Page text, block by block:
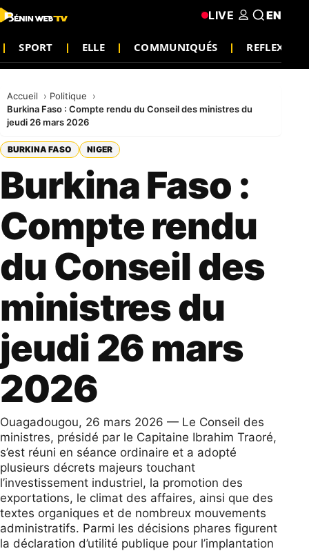
SPORT ELLE COMMUNIQUÉS
LIVE EN
Accueil
Politique
Burkina Faso : Compte rendu du Conseil des ministres du
jeudi 26 mars 2026
BURKINA FASO NIGER
Burkina Faso :
Compte rendu
du Conseil des
ministres du
jeudi 26 mars
2026
Ouagadougou, 26 mars 2026 — Le Conseil des
ministres, présidé par le Capitaine Ibrahim Traoré,
s’est réuni en séance ordinaire et a adopté
plusieurs décrets majeurs touchant
l’investissement industriel, la promotion des
exportations, le climat des affaires, ainsi que des
textes organiques et de nombreux mouvements
administratifs. Parmi les décisions phares figurent
la déclaration d’utilité publique pour l’implantation